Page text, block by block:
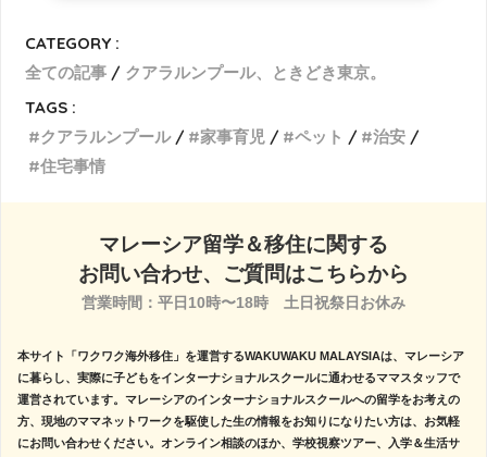
CATEGORY :
全ての記事
クアラルンプール、ときどき東京。
TAGS :
クアラルンプール
家事育児 ペット
治安
住宅事情
マレーシア留学＆移住に関する
お問い合わせ、ご質問はこちらから
営業時間：平日10時〜18時　土日祝祭日お休み
本サイト「ワクワク海外移住」を運営するWAKUWAKU MALAYSIAは、マレーシア
に暮らし、実際に子どもをインターナショナルスクールに通わせるママスタッフで
運営されています。マレーシアのインターナショナルスクールへの留学をお考えの
方、現地のママネットワークを駆使した生の情報をお知りになりたい方は、お気軽
にお問い合わせください。オンライン相談のほか、学校視察ツアー、入学＆生活サ